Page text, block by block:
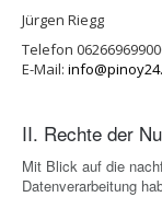
Jürgen Riegg
Telefon
E-Mail:
II. Rechte der
Mit Blick auf die
Datenverarbeitung